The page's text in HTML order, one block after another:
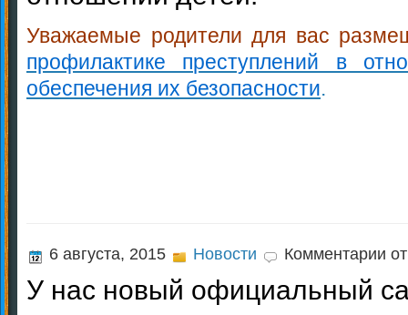
Уважаемые родители для вас
профилактике преступлений в
обеспечения их безопасности.
6 августа, 2015 Новости Комментарии
У
нас
У нас новый официальный